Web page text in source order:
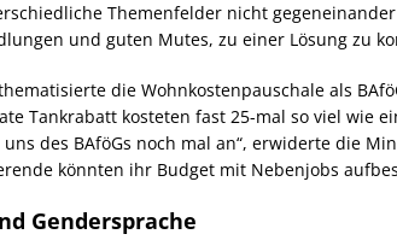
Themenfelder nicht
und guten Mutes, zu einer Lösung zu
die Wohnkostenpauschale als
Tankrabatt kosteten fast 25-mal so viel wie
des BAföGs noch mal an“, erwiderte die
könnten ihr Budgetmit Nebenjobs
Gendersprache